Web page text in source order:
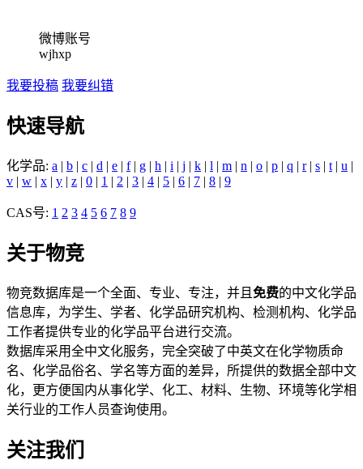
微博账号
wjhxp
我要投稿 我要纠错
快速导航
化学品: a | b | c | d | e | f| g | h | i | j | k | l | m | n | o | p | q | r| s | t | u |
v | w | x | y | z | 0 | 1 | 2 | 3 | 4 | 5 | 6 | 7 | 8 | 9
CAS号: 1 2 3 4 5 6 7 8 9
关于物竞
物竞数据库是一个全面、专业、专注，并且 免费的中文化学品
信息库，为学生、学者、化学品研究机构、检测机构、化学品
工作者提供专业的化学品平台进行交流。
数据库采用全中文化服务，完全突破了中英文在化学物质命
名、化学品俗名、学名等方面的差异，所提供的数据全部中文
化，更方便国内从事化学、化工、材料、生物、环境等化学相
关行业的工作人员查询使用。
关注我们